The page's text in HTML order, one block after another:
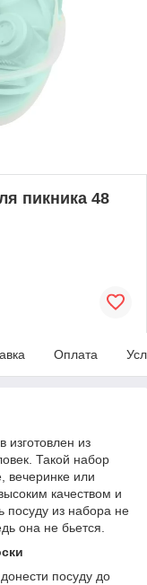
пикника 48
Оплата
изготовлен из
Такой набор
вечеринке или
качеством и
посуду из набора не
она не бьется.
посуду до